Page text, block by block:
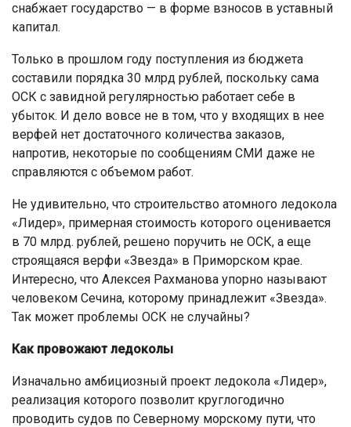
снабжает государство — в форме взносов в уставный
капитал.
Только в прошлом году поступления из бюджета
составили порядка 30 млрд рублей, поскольку сама
ОСК с завидной регулярностью работает себе в
убыток. И дело вовсе не в том, что у входящих в нее
верфей нет достаточного количества заказов,
напротив, некоторые по сообщениям СМИ даже не
справляются с объемом работ.
Не удивительно, что строительство атомного ледокола
«Лидер», примерная стоимость которого оценивается
в 70 млрд. рублей, решено поручить не ОСК, а еще
строящаяся верфи «Звезда» в Приморском крае.
Интересно, что Алексея Рахманова упорно называют
человеком Сечина, которому принадлежит «Звезда».
Так может проблемы ОСК не случайны?
Как провожают ледоколы
Изначально амбициозный проект ледокола «Лидер»,
реализация которого позволит круглогодично
проводить судов по Северному морскому пути, что